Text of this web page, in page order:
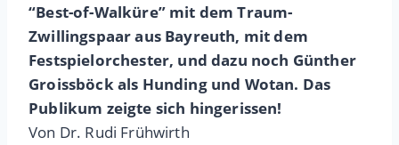
“Best-of-Walküre” mit dem Traum-
Zwillingspaar aus Bayreuth, mit dem
Festspielorchester, und dazu noch Günther
Groissböck als Hunding und Wotan. Das
Publikum zeigte sich hingerissen!
Von Dr. Rudi Frühwirth